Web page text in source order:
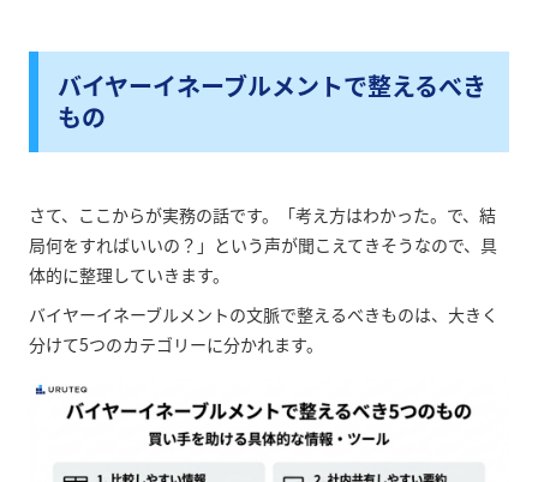
バイヤーイネーブルメントで整えるべき
もの
さて、ここからが実務の話です。「考え方はわかった。で、結
局何をすればいいの？」という声が聞こえてきそうなので、具
体的に整理していきます。
バイヤーイネーブルメントの文脈で整えるべきものは、大きく
分けて5つのカテゴリーに分かれます。